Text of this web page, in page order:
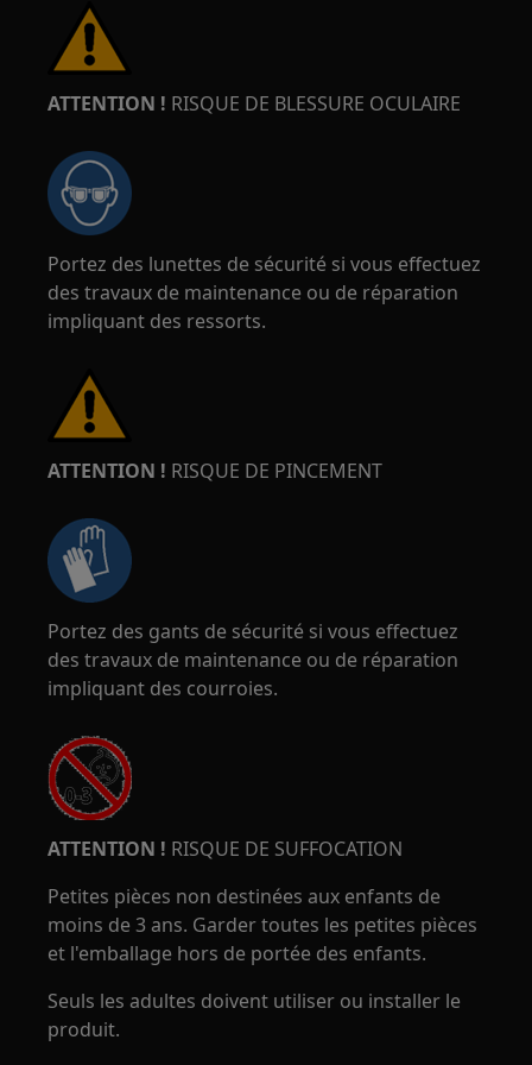
ATTENTION ! RISQUE DE BLESSURE OCULAIRE
Portez des lunettes de sécurité si vous effectuez
des travaux de maintenance ou de réparation
impliquant des ressorts.
ATTENTION ! RISQUE DE PINCEMENT
Portez des gants de sécurité si vous effectuez
des travaux de maintenance ou de réparation
impliquant des courroies.
ATTENTION ! RISQUE DE SUFFOCATION
Petites pièces non destinées aux enfants de
moins de 3 ans. Garder toutes les petites pièces
et l'emballage hors de portée des enfants.
Seuls les adultes doivent utiliser ou installer le
produit.